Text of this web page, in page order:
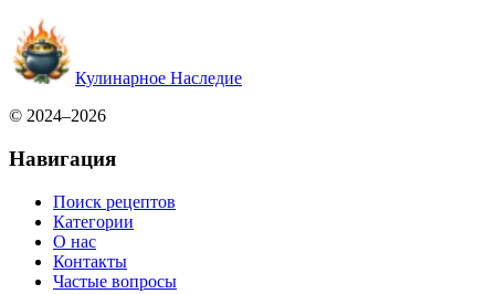
Кулинарное Наследие
© 2024–2026
Навигация
Поиск рецептов
Категории
О нас
Контакты
Частые вопросы